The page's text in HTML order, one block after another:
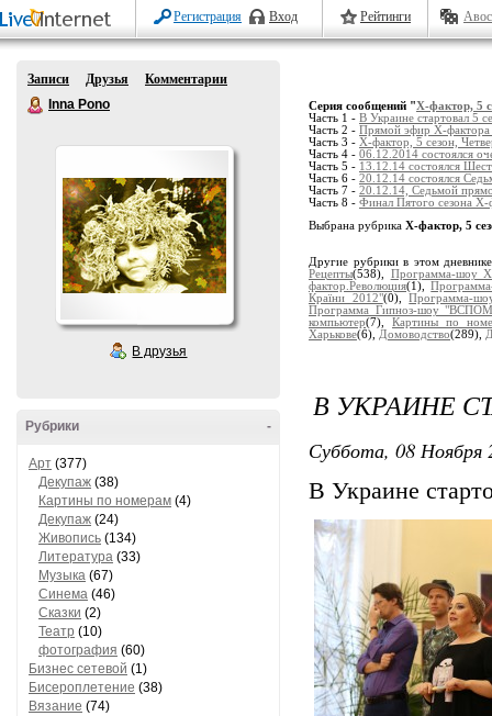
Регистрация Вход Рейтинги
Записи Друзья
Комментарии
Inna Pono
В друзья
-
Рубрики
Арт (377)
Декупаж (38)
Картины по номерам (4)
Декупаж (24)
Живопись (134)
Литература (33)
Музыка (67)
Синема (46)
Сказки (2)
Театр (10)
фотография (60)
Бизнес сетевой (1)
Бисероплетение (38)
Вязание (74)
Серия сообщений "Х-фактор, 5
Часть 1 - В Украине стартовал 5
Часть 2 - Прямой эфир Х-
Часть 3 - Х-фактор, 5 сезон,
Часть 4 - 06.12.2014 состоялся
Часть 5 - 13.12.14 состоялся
Часть 6 - 20.12.14 состоялся
Часть 7 - 20.12.14, Седьмой
Часть 8 - Финал Пятого сезона
Выбрана рубрика Х-фактор, 5
Другие рубрики в этом
Рецепты(538), Программа-шоу
фактор.Революция(1),
Країни 2012"(0),Программа-
Программа Гипноз-шоу
компьютер(7), Картины по
Харькове(6), Домоводство(289),
В УКРАИНЕ
Суббота, 08 Ноября
В Украине